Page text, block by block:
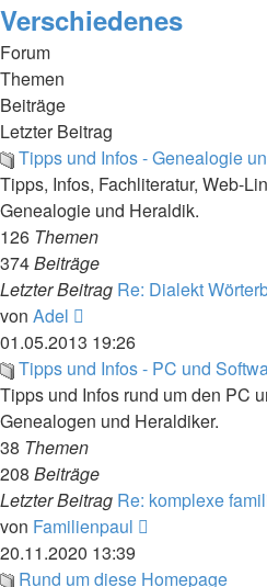
Verschiedenes
Forum
Themen
Beiträge
Letzter Beitrag
Tipps und Infos - Genealogie
Tipps, Infos, Fachliteratur, Web-
Genealogie und Heraldik.
126 Themen
374Beiträge
Letzter Beitrag Re: Dialekt
von Adel
Beitrag
01.05.2013 19:26
Tipps und Infos - PC und
Tipps und Infos rund um den PC
Genealogen und Heraldiker.
38 Themen
208 Beiträge
Letzter Beitrag Re: komplexe
von Familienpaul
20.11.2020 13:39
Rund um diese Homepage